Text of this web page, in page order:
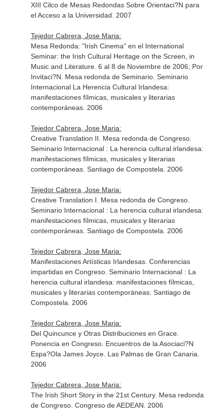
XIII Cilco de Mesas Redondas Sobre Orientaci?N para
el Acceso a la Universidad. 2007
Tejedor Cabrera, Jose Maria:
Mesa Redonda: "Irish Cinema" en el International
Seminar: the Irish Cultural Heritage on the Screen, in
Music and Literature. 6 al 8 de Noviembre de 2006; Por
Invitaci?N. Mesa redonda de Seminario. Seminario
Internacional La Herencia Cultural Irlandesa:
manifestaciones fílmicas, musicales y literarias
contemporáneas. 2006
Tejedor Cabrera, Jose Maria:
Creative Translation II. Mesa redonda de Congreso.
Seminario Internacional : La herencia cultural irlandesa:
manifestaciones fílmicas, musicales y literarias
contemporáneas. Santiago de Compostela. 2006
Tejedor Cabrera, Jose Maria:
Creative Translation I. Mesa redonda de Congreso.
Seminario Internacional : La herencia cultural irlandesa:
manifestaciones fílmicas, musicales y literarias
contemporáneas. Santiago de Compostela. 2006
Tejedor Cabrera, Jose Maria:
Manifestaciones Artísticas Irlandesas. Conferencias
impartidas en Congreso. Seminario Internacional : La
herencia cultural irlandesa: manifestaciones fílmicas,
musicales y literarias contemporáneas. Santiago de
Compostela. 2006
Tejedor Cabrera, Jose Maria:
Del Quincunce y Otras Distribuciones en Grace.
Ponencia en Congreso. Encuentros de la Asociaci?N
Espa?Ola James Joyce. Las Palmas de Gran Canaria.
2006
Tejedor Cabrera, Jose Maria:
The Irish Short Story in the 21st Century. Mesa redonda
de Congreso. Congreso de AEDEAN. 2006